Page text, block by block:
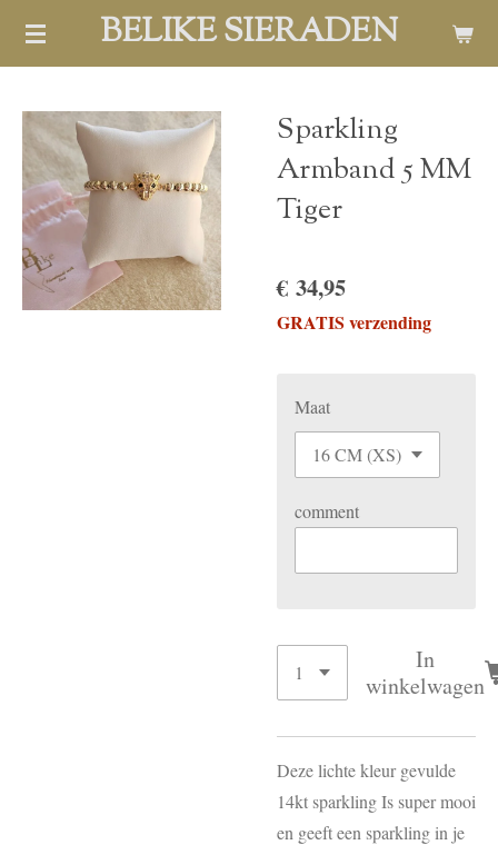
Ga
hoofdinhoud
BELIKE SIERADEN
Sparkling
Armband 5 MM
Tiger
€ 34,95
GRATIS verzending
Maat
comment
In
winkelwagen
Deze lichte kleur gevulde
14kt sparkling Is super mooi
en geeft een sparkling in je